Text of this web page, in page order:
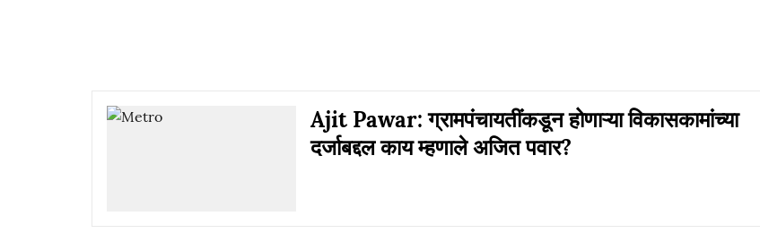
Ajit Pawar: ग्रामपंचायतींकडून होणाऱ्या विकासकामांच्या
दर्जाबद्दल काय म्हणाले अजित पवार?